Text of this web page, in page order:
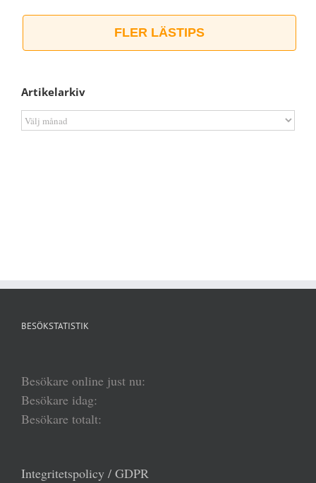
FLER LÄSTIPS
Artikelarkiv
Artikelarkiv
BESÖKSTATISTIK
Besökare online just nu:
Besökare idag:
Besökare totalt:
Integritetspolicy / GDPR